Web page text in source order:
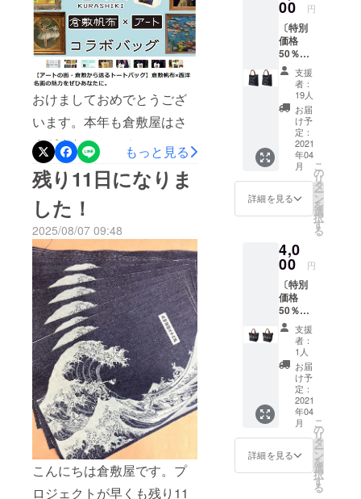
ざまなシーンで使えるバッ
グなので、ぜひいろんな所
に持ち歩いて行ってほしい
なと思います。たくさんの
方に見てもらいお手に取っ
て頂けると嬉しいです。よ
ろしくお願い致します。
https://www.makuake.com/pr
oject/hanp_art_bag/事前登
録しておくと便利です！
おけましておめでとうござ
います。本年も倉敷屋はさ
まざまなことにチャレンジ
していこうと思っていま
す。今年もどうぞよろしく
お願い致します。さて2026
年一発目の新プロジェク
ト、【アートの街・倉敷か
ら送るトートバッグ】倉敷
帆布×西洋名画の魅力をぜひ
あなたに。を1/17日、10時
から開始致します。倉敷の
街の誇り、倉敷帆布とアー
トをコラボさせたバッグを
作りました。皆様にぜひお
手に取って頂きたいです。
ぜひ事前登録して頂けると
嬉しいです。よろしくお願
もっと見る
残り11日になりま
した！
2025/08/07 09:48
こんにちは倉敷屋です。プ
ロジェクトが早くも残り11
00 円
〔特別
価格
50％OF
F〕レト
ロバッ
グ ２
枚 日本
料・消
費税込
支援
者：
19人
お届
け予
定：
2021
年04
月
詳細を見る
こ
の
リ
タ
ー
ン
を
選
択
す
る
4,0
00 円
〔特別
価格
50％OF
F〕レト
ロラン
チバッ
グ ２
料・消
費税込
支援
者：
1人
お届
け予
定：
2021
年04
月
詳細を見る
こ
の
リ
タ
ー
ン
を
選
択
す
る